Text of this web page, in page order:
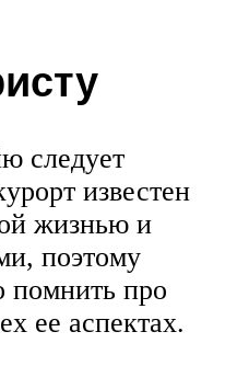
следует
известен
жизнью и
поэтому
помнить про
ее аспектах.